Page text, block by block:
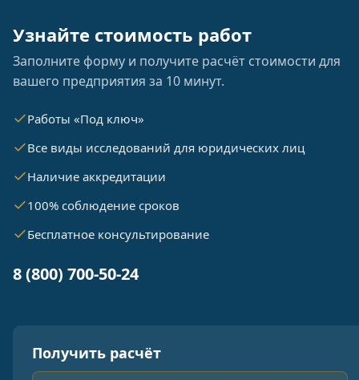
Узнайте стоимость работ
Заполните форму и получите расчёт стоимости для
вашего предприятия за 10 минут.
Работы «Под ключ»
Все виды исследований для юридических лиц
Наличие аккредитации
100% соблюдение сроков
Бесплатное консультирование
8 (800) 700-50-24
Получить расчёт